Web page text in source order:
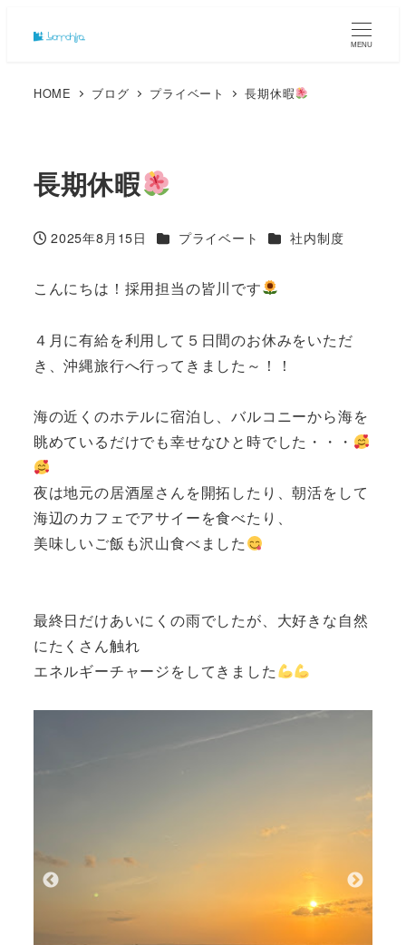
MENU
HOME ブログ プライベート 長期休暇
長期休暇
投稿日
2025年8月15日 カテゴリー
プライベート カテゴリー
社内制度
こんにちは！採用担当の皆川です
４月に有給を利用して５日間のお休みをいただ
き、沖縄旅行へ行ってきました～！！
海の近くのホテルに宿泊し、バルコニーから海を
眺めているだけでも幸せなひと時でした・・・
夜は地元の居酒屋さんを開拓したり、朝活をして
海辺のカフェでアサイーを食べたり、
美味しいご飯も沢山食べました
最終日だけあいにくの雨でしたが、大好きな自然
にたくさん触れ
エネルギーチャージをしてきました